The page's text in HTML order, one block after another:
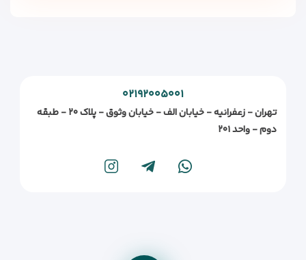
۰۲۱۹۲۰۰۵۰۰۱
تهران - زعفرانیه - خیابان الف - خیابان وثوق - پلاک ۲۰ - طبقه
دوم - واحد ۲۰۱